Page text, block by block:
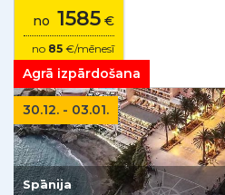
no 1585 €
no 85 €/mēnesī
Agrā izpārdošana
30.12. - 03.01.
Spānija